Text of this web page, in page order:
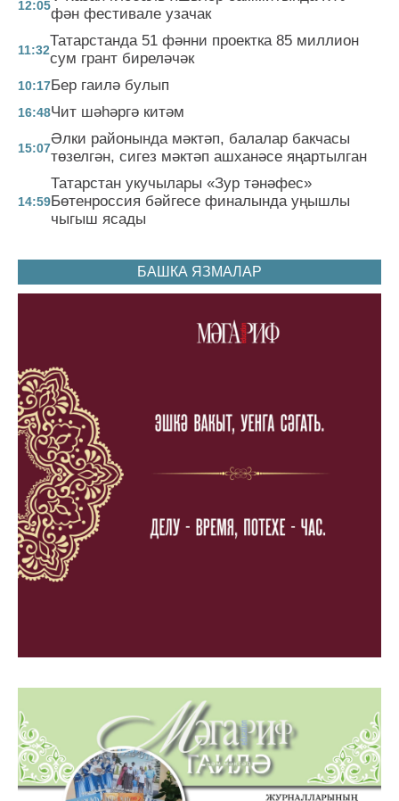
12:05фән фестивале узачак
11:32
Татарстанда 51 фәнни проектка 85 миллион
сум грант биреләчәк
10:17Бер гаилә булып
16:48Чит шәһәргә китәм
15:07
Әлки районында мәктәп, балалар бакчасы
төзелгән, сигез мәктәп ашханәсе яңартылган
14:59
Татарстан укучылары «Зур тәнәфес»
Бөтенроссия бәйгесе финалында уңышлы
чыгыш ясады
БАШКА ЯЗМАЛАР